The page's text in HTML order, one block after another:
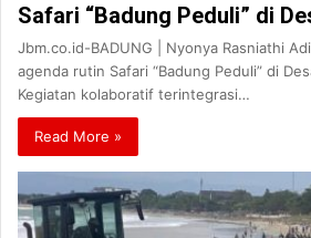
Safari “Badung Peduli” di
Jbm.co.id-BADUNG | Nyonya Rasniathi
agenda rutin Safari “Badung Peduli” di
Kegiatan kolaboratif terintegrasi…
Read More »